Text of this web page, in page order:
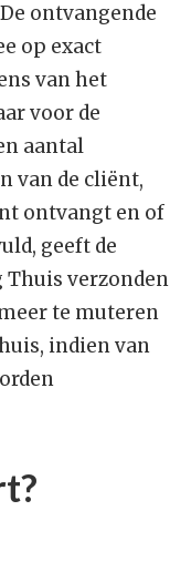
ontvangende
op exact
van het
voor de
aantal
van de cliënt,
ontvangt en of
geeft de
Thuis verzonden
te muteren
indien van